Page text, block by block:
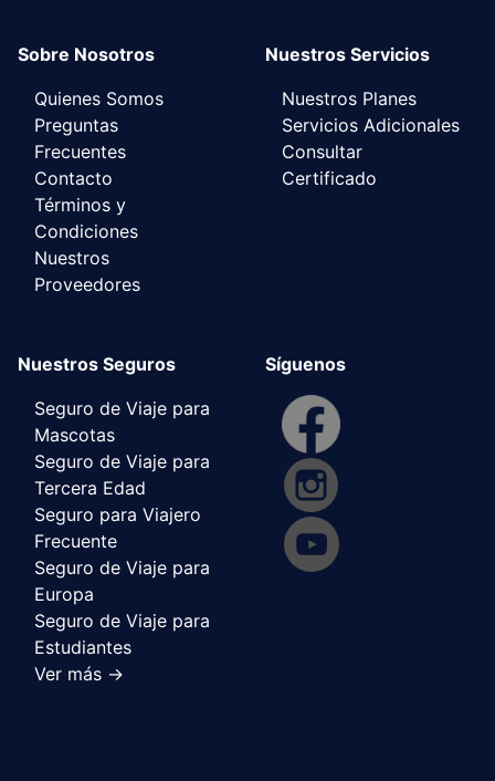
Sobre Nosotros
Quienes Somos
Preguntas
Frecuentes
Contacto
Términos y
Condiciones
Nuestros
Proveedores
Nuestros Servicios
Nuestros Planes
Servicios Adicionales
Consultar
Certificado
Nuestros Seguros
Seguro de Viaje para
Mascotas
Seguro de Viaje para
Tercera Edad
Seguro para Viajero
Frecuente
Seguro de Viaje para
Europa
Seguro de Viaje para
Estudiantes
Ver más ->
Síguenos